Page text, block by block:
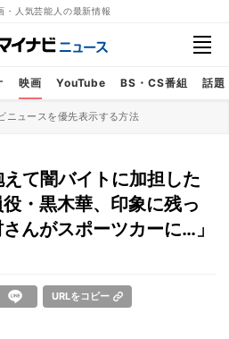
・人気芸能人の最新情報
映画 YouTube BS・CS番組 話題
ニュースを優先表示する方法
て闇バイトに加担した
・黒木華、印象に残っ
んがスポーツカーに…」
URLをコピー